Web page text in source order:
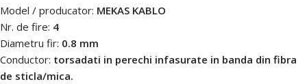
Model / producator: MEKAS KABLO
Nr. de fire: 4
Diametru fir: 0.8 mm
Conductor: torsadati in perechi infasurate in banda din fibra
de sticla/mica.